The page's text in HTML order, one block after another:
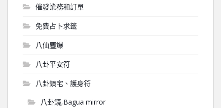
催發業務和訂單
免費占卜求籤
八仙塵爆
八卦平安符
八卦鎮宅、護身符
八卦鏡,Bagua mirror